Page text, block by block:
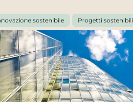
sostenibile Progetti sostenibili